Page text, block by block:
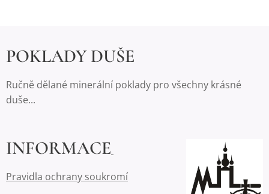
POKLADY DUŠE
Ručně dělané minerální poklady pro všechny krásné
duše...
INFORMACE
Pravidla ochrany soukromí